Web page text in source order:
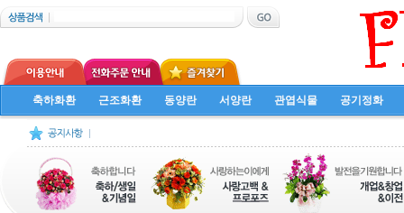
축하화환 근조화환 동양란 서양란 관엽식물 공기정화